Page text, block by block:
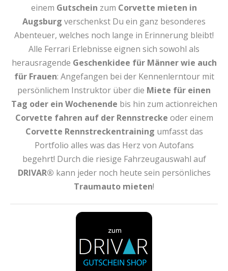
einem Gutschein zum Corvette mieten in
Augsburg verschenkst Du ein ganz besonderes
Abenteuer, welches noch lange in Erinnerung bleibt!
Alle Ferrari Erlebnisse eignen sich sowohl als
herausragende Geschenkidee für Männer wie auch
für Frauen: Angefangen bei der Kennenlerntour mit
persönlichem Instruktor über die Miete für einen
Tag oder ein Wochenende bis hin zum actionreichen
Corvette fahren auf der Rennstrecke oder einem
Corvette Rennstreckentraining umfasst das
Portfolio alles was das Herz von Autofans
begehrt! Durch die riesige Fahrzeugauswahl auf
DRIVAR® kann jeder noch heute sein persönliches
Traumauto mieten!